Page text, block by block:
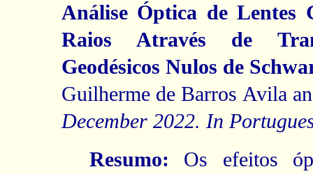
Análise Óptica de Lentes
Raios Através de
Geodésicos Nulos de
Guilherme de Barros Avila
December 2022. In
Resumo: Os efeitos